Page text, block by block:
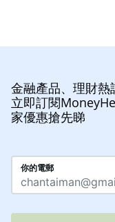
金融產品、理財熱
立即訂閱
家優惠搶先睇